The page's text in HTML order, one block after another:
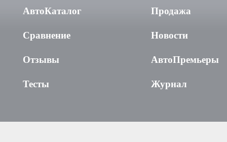
АвтоКаталог
Сравнение
Отзывы
Тесты
Продажа
Новости
АвтоПремьеры
Журнал